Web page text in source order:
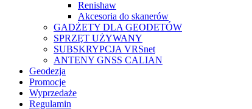
Renishaw
Akcesoria do skanerów
GADŻETY DLA GEODETÓW
SPRZĘT UŻYWANY
SUBSKRYPCJA VRSnet
ANTENY GNSS CALIAN
Geodezja
Promocje
Wyprzedaże
Regulamin